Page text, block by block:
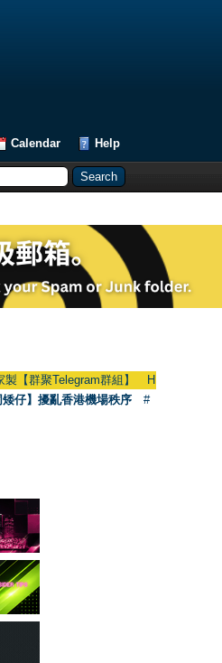
Calendar Help
群聚Telegram群組】 HKGAY.net has
矮仔】擾亂香港機場秩序
#